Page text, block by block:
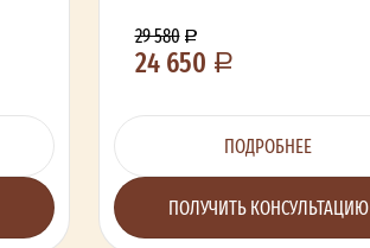
29 580
24 650
ПОДРОБНЕЕ
ПОЛУЧИТЬ КОНСУЛЬТАЦИЮ